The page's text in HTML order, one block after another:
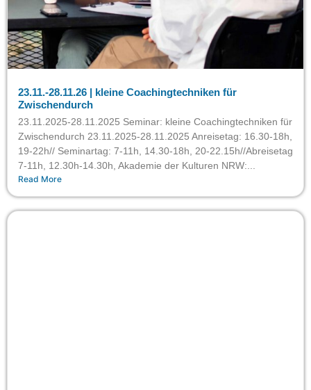
23.11.-28.11.26 | kleine Coachingtechniken für
Zwischendurch
23.11.2025-28.11.2025 Seminar: kleine Coachingtechniken für
Zwischendurch 23.11.2025-28.11.2025 Anreisetag: 16.30-18h,
19-22h// Seminartag: 7-11h, 14.30-18h, 20-22.15h//Abreisetag
7-11h, 12.30h-14.30h, Akademie der Kulturen NRW:...
Read More